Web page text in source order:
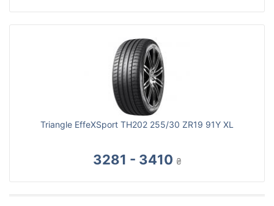
Triangle EffeXSport TH202 255/30 ZR19 91Y XL
3281 - 3410 ₴